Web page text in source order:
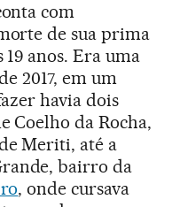
com
de sua prima
anos. Era uma
2017, em um
havia dois
Coelho da Rocha,
Meriti, até a
bairro da
, onde cursava